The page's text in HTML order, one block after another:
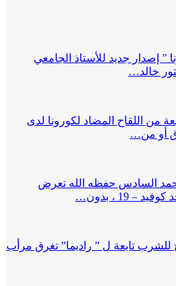
إصدار جديد للأستاذ الجامعي
خالد…
من اللقاح المضاد لكورونا لدى
السادس حفظه الله تعرض
19 ، بدون…
للشرب تابعة ل ” راديما” تغرق مرأب